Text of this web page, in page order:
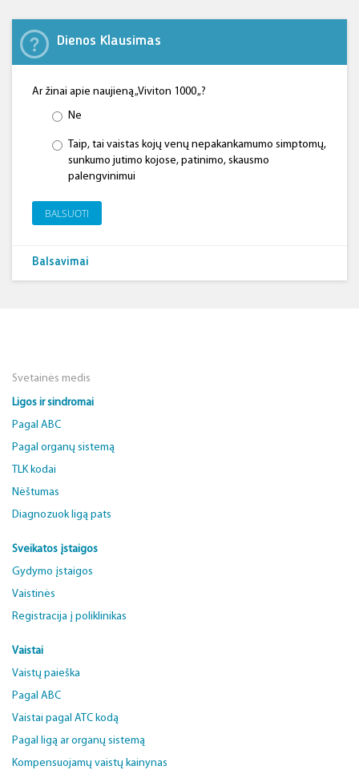
Dienos Klausimas
Ar žinai apie naujieną „Viviton 1000 „?
Ne
Taip, tai vaistas kojų venų nepakankamumo simptomų,
sunkumo jutimo kojose, patinimo, skausmo
palengvinimui
BALSUOTI
Balsavimai
Svetainės medis
Ligos ir sindromai
Pagal ABC
Pagal organų sistemą
TLK kodai
Nėštumas
Diagnozuok ligą pats
Sveikatos įstaigos
Gydymo įstaigos
Vaistinės
Registracija į poliklinikas
Vaistai
Vaistų paieška
Pagal ABC
Vaistai pagal ATC kodą
Pagal ligą ar organų sistemą
Kompensuojamų vaistų kainynas